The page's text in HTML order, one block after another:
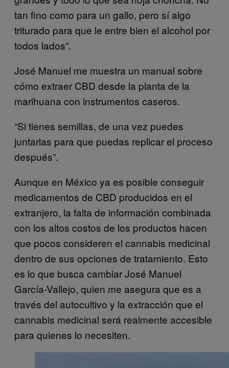
tan fino como para un gallo, pero sí algo
triturado para que le entre bien el alcohol por
todos lados”.
José Manuel me muestra un manual sobre
cómo extraer CBD desde la planta de la
marihuana con instrumentos caseros.
“Si tienes semillas, de una vez puedes
juntarlas para que puedas replicar el proceso
después”.
Aunque en México ya es posible conseguir
medicamentos de CBD producidos en el
extranjero, la falta de información combinada
con los altos costos de los productos hacen
que pocos consideren el cannabis medicinal
dentro de sus opciones de tratamiento. Esto
es lo que busca cambiar José Manuel
García-Vallejo, quien me asegura que es a
través del autocultivo y la extracción que el
cannabis medicinal será realmente accesible
para quienes lo necesiten.